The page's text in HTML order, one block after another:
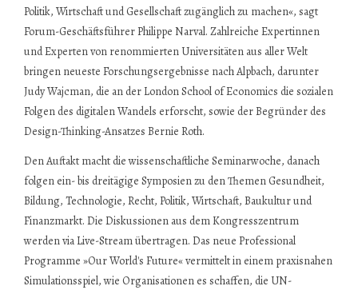
Politik, Wirtschaft und Gesellschaft zugänglich zu machen«, sagt
Forum-Geschäftsführer Philippe Narval. Zahlreiche Expertinnen
und Experten von renommierten Universitäten aus aller Welt
bringen neueste Forschungsergebnisse nach Alpbach, darunter
Judy Wajcman, die an der London School of Economics die sozialen
Folgen des digitalen Wandels erforscht, sowie der Begründer des
Design-Thinking-Ansatzes Bernie Roth.
Den Auftakt macht die wissenschaftliche Seminarwoche, danach
folgen ein- bis dreitägige Symposien zu den Themen Gesundheit,
Bildung, Technologie, Recht, Politik, Wirtschaft, Baukultur und
Finanzmarkt. Die Diskussionen aus dem Kongresszentrum
werden via Live-Stream übertragen. Das neue Professional
Programme »Our World's Future« vermittelt in einem praxisnahen
Simulationsspiel, wie Organisationen es schaffen, die UN-